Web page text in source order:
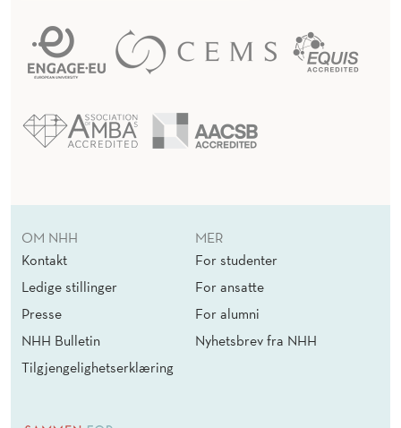
OM NHH
Kontakt
Ledige stillinger
Presse
NHH Bulletin
Tilgjengelighetserklæring
MER
For studenter
For ansatte
For alumni
Nyhetsbrev fra NHH